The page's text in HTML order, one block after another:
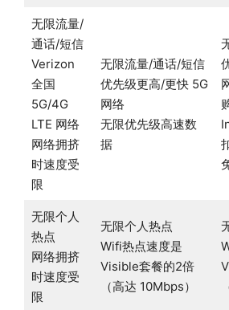
无限流量/
通话/短信
Verizon
全国
5G/4G
LTE 网络
网络拥挤
时速度受
限
无限流量/通话/短信
优先级更高/更快 5G
网络
无限优先级高速数
据
无限个人
热点
网络拥挤
时速度受
限
无限个人热点
Wifi热点速度是
Visible套餐的2倍
（高达 10Mbps）